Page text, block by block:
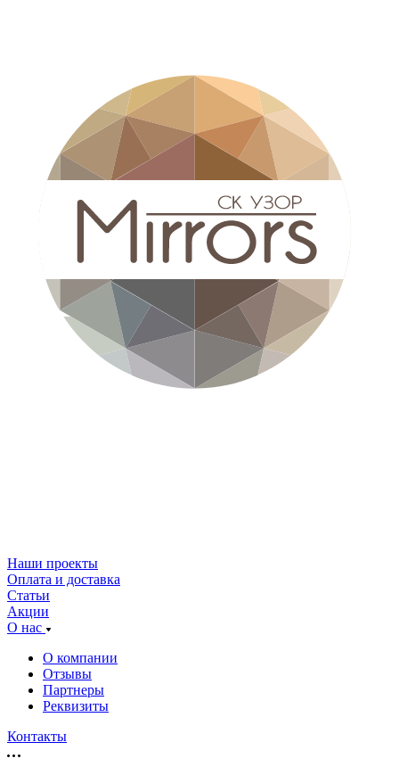
Наши проекты
Оплата и доставка
Статьи
Акции
О нас
О компании
Отзывы
Партнеры
Реквизиты
Контакты